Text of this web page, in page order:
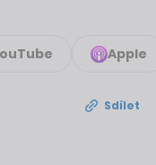
Apple
Sdílet